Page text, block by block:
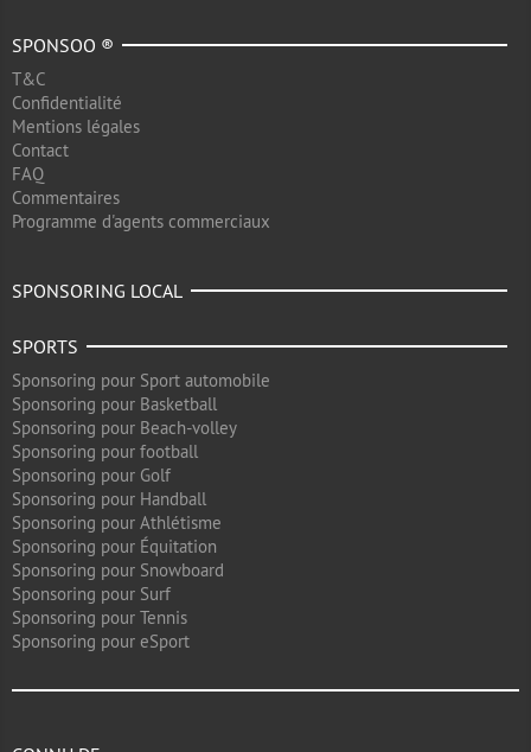
SPONSOO ®
T&C
Confidentialité
Mentions légales
Contact
FAQ
Commentaires
Programme d'agents commerciaux
SPONSORING LOCAL
SPORTS
Sponsoring pour Sport automobile
Sponsoring pour Basketball
Sponsoring pour Beach-volley
Sponsoring pour football
Sponsoring pour Golf
Sponsoring pour Handball
Sponsoring pour Athlétisme
Sponsoring pour Équitation
Sponsoring pour Snowboard
Sponsoring pour Surf
Sponsoring pour Tennis
Sponsoring pour eSport